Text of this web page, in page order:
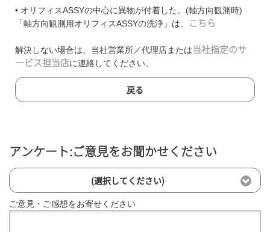
• オリフィスASSYの中心に異物が付着した。(軸方向観測時)
「軸方向観測用オリフィスASSYの洗浄」は、
こちら
解決しない場合は、当社営業所／代理店または 当社指定のサ
ービス担当店に連絡してください。
戻る
アンケート:ご意見をお聞かせください
(選択してください)
ご意見・ご感想をお寄せください